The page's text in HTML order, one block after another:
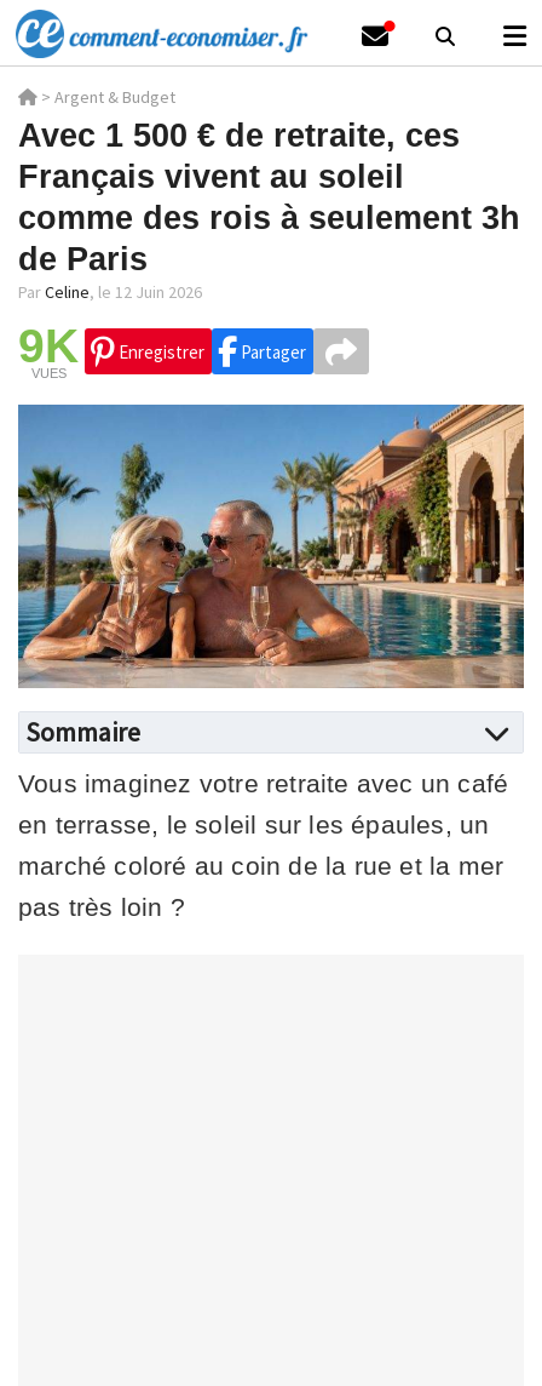
> Argent & Budget
Avec 1 500 € de retraite, ces
Français vivent au soleil
comme des rois à seulement 3h
de Paris
ParCeline, le 12 Juin 2026
9K
VUES
Enregistrer Partager
Sommaire
Vous imaginez votre retraite avec un café
en terrasse, le soleil sur les épaules, un
marché coloré au coin de la rue et la mer
pas très loin ?